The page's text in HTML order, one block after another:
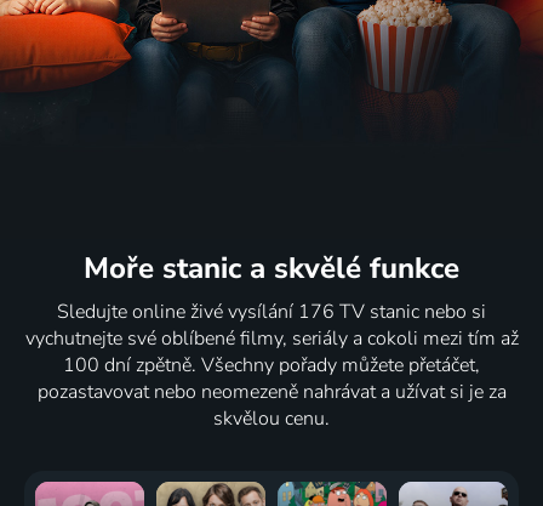
Moře stanic a skvělé funkce
Sledujte online živé vysílání 176 TV stanic nebo si
vychutnejte své oblíbené filmy, seriály a cokoli mezi tím až
100 dní zpětně. Všechny pořady můžete přetáčet,
pozastavovat nebo neomezeně nahrávat a užívat si je za
skvělou cenu.